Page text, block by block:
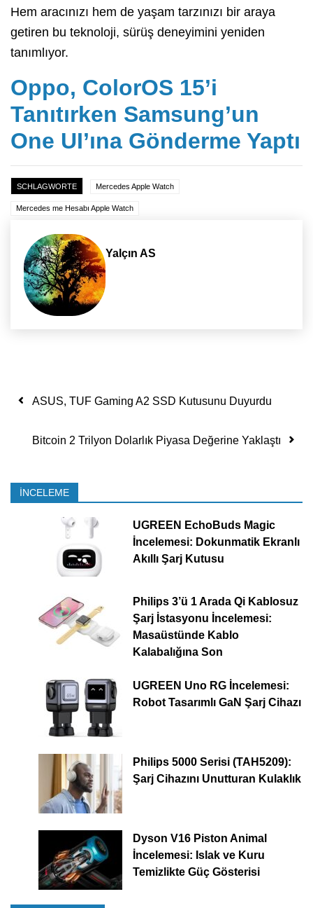
Hem aracınızı hem de yaşam tarzınızı bir araya
getiren bu teknoloji, sürüş deneyimini yeniden
tanımlıyor.
Oppo, ColorOS 15’i
Tanıtırken Samsung’un
One UI’ına Gönderme Yaptı
SCHLAGWORTE Mercedes Apple Watch
Mercedes me Hesabı Apple Watch
Yalçın AS
Yazı dolaşımı
ASUS, TUF Gaming A2 SSD Kutusunu Duyurdu
Bitcoin 2 Trilyon Dolarlık Piyasa Değerine Yaklaştı
İNCELEME
UGREEN EchoBuds Magic
İncelemesi: Dokunmatik Ekranlı
Akıllı Şarj Kutusu
Philips 3’ü 1 Arada Qi Kablosuz
Şarj İstasyonu İncelemesi:
Masaüstünde Kablo
Kalabalığına Son
UGREEN Uno RG İncelemesi:
Robot Tasarımlı GaN Şarj Cihazı
Philips 5000 Serisi (TAH5209):
Şarj Cihazını Unutturan Kulaklık
Dyson V16 Piston Animal
İncelemesi: Islak ve Kuru
Temizlikte Güç Gösterisi